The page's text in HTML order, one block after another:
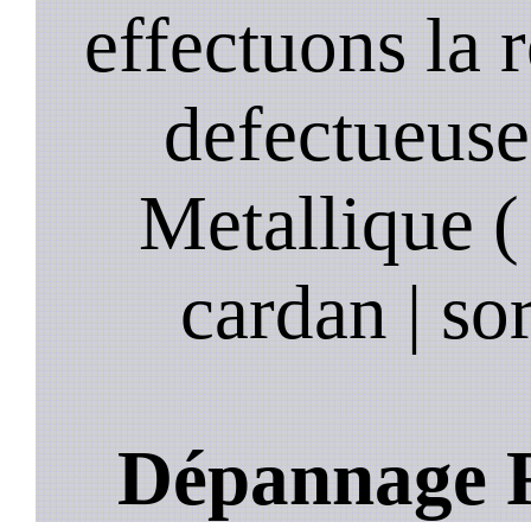
effectuons la
Metallique
cardan |
Dépannage